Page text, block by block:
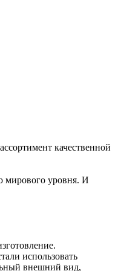
качественной
мирового уровня. И
использовать
внешний вид,